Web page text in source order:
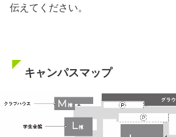
伝えてください。
キャンパスマップ